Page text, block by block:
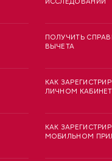
ПОЛУЧИТЬ
ВЫЧЕТА
КАК
ЛИЧНОМ
КАК
МОБИЛЬНОМ